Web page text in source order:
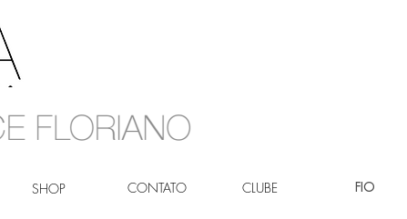
SHOP CONTATO CLUBE FIO